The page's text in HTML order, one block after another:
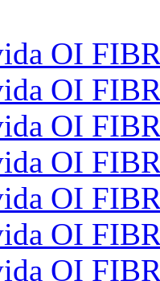
OI
OI
OI
OI
OI
OI
OI